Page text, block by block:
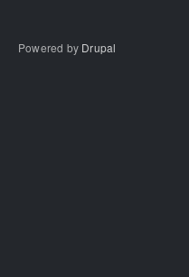
Powered by Drupal